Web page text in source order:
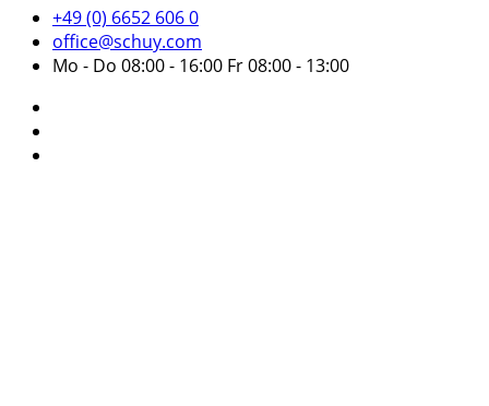
+49 (0) 6652 606 0
office@schuy.com
Mo - Do 08:00 - 16:00 Fr 08:00 - 13:00